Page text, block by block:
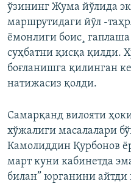
ўзининг Жума йўлида
маршрутидаги йўл -
ëмонлиги боис¸
суҳбатни қисқа қилди.
боғланишга қилинган
натижасиз қолди.
Самарқанд вилояти
хўжалиги масалалари
Камолиддин Қурбонов
март куни кабинетда
билан” юрганини айтди